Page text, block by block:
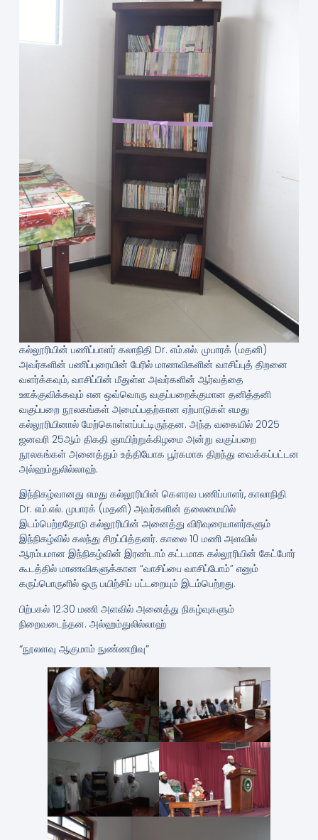
கல்லூரியின் பணிப்பாளர் கலாநிதி Dr. எம்.எல். முபாரக் (மதனி)
அவர்களின் பணிப்புரையின் பேரில் மாணவிகளின் வாசிப்புத் திறனை
வளர்க்கவும், வாசிப்பின் மீதுள்ள அவர்களின் ஆர்வத்தை
ஊக்குவிக்கவும் என ஒவ்வொரு வகுப்பறைக்குமான தனித்தனி
வகுப்பறை நூலகங்கள் அமைப்பதற்கான ஏற்பாடுகள் எமது
கல்லூரியினால் மேற்கொள்ளப்பட்டிருந்தன. அந்த வகையில் 2025
ஜனவரி 25ஆம் திகதி ஞாயிற்றுக்கிழமை அன்று வகுப்பறை
நூலகங்கள் அனைத்தும் உத்தியோக பூர்கமாக திறந்து வைக்கப்பட்டன
அல்ஹம்துலில்லாஹ்.
இந்நிகழ்வானது எமது கல்லூரியின் கௌரவ பணிப்பாளர், காலாநிதி
Dr. எம்.எல். முபாரக் (மதனி) அவர்களின் தலைமையில்
இடம்பெற்றதோடு கல்லூரியின் அனைத்து விரிவுரையாளர்களும்
இந்நிகழ்வில் கலந்து சிறப்பித்தனர். காலை 10 மணி அளவில்
ஆரம்பமான இந்நிகழ்வின் இரண்டாம் கட்டமாக கல்லூரியின் கேட்போர்
கூடத்தில் மாணவிகளுக்கான “வாசிப்பை வாசிப்போம்” எனும்
கருப்பொருளில் ஒரு பயிற்சிப் பட்டறையும் இடம்பெற்றது.
பிற்பகல் 12:30 மணி அளவில் அனைத்து நிகழ்வுகளும்
நிறைவடைந்தன. அல்ஹம்துலில்லாஹ்
“நூலளவு ஆகுமாம் நுண்ணறிவு”